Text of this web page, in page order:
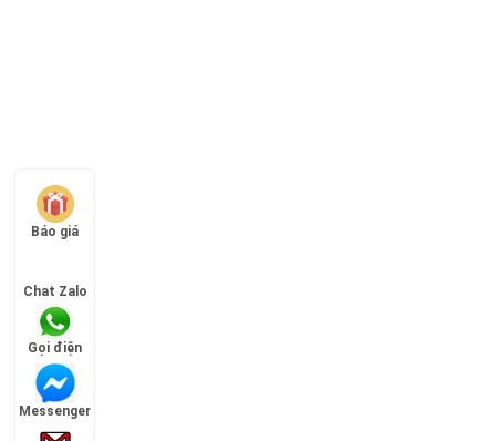
Báo giá
Chat Zalo
Gọi điện
Messenger